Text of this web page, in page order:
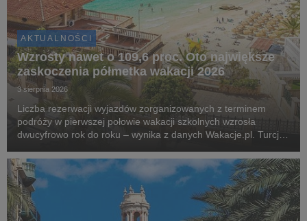
AKTUALNOŚCI
Wzrosty nawet o 109,6 proc. Oto największe
zaskoczenia półmetka wakacji 2026
3 sierpnia 2026
Liczba rezerwacji wyjazdów zorganizowanych z terminem
podróży w pierwszej połowie wakacji szkolnych wzrosła
dwucyfrowo rok do roku – wynika z danych Wakacje.pl. Turcja,
wszystkich rezerwacji. Najciekawsza historia l...